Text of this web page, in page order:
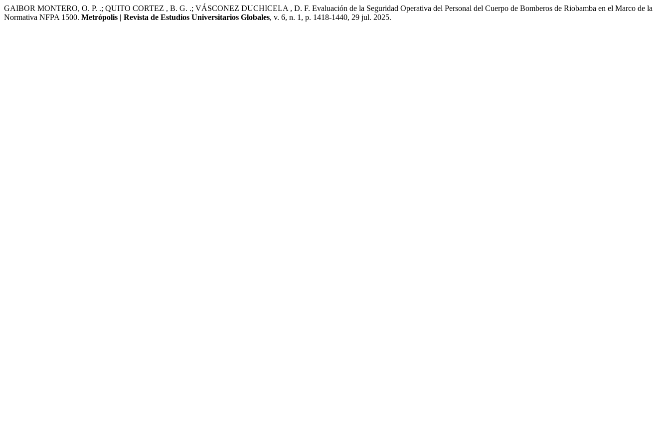
GAIBOR MONTERO, O. P. .; QUITO CORTEZ , B. G. .; VÁSCONEZ DUCHICELA , D. F. Evaluación de la Seguridad Operativa del Personal del Cuerpo de Bomberos de Riobamba en el Marco de la
Normativa NFPA 1500. Metrópolis | Revista de Estudios Universitarios Globales, v. 6, n. 1, p. 1418-1440, 29 jul. 2025.